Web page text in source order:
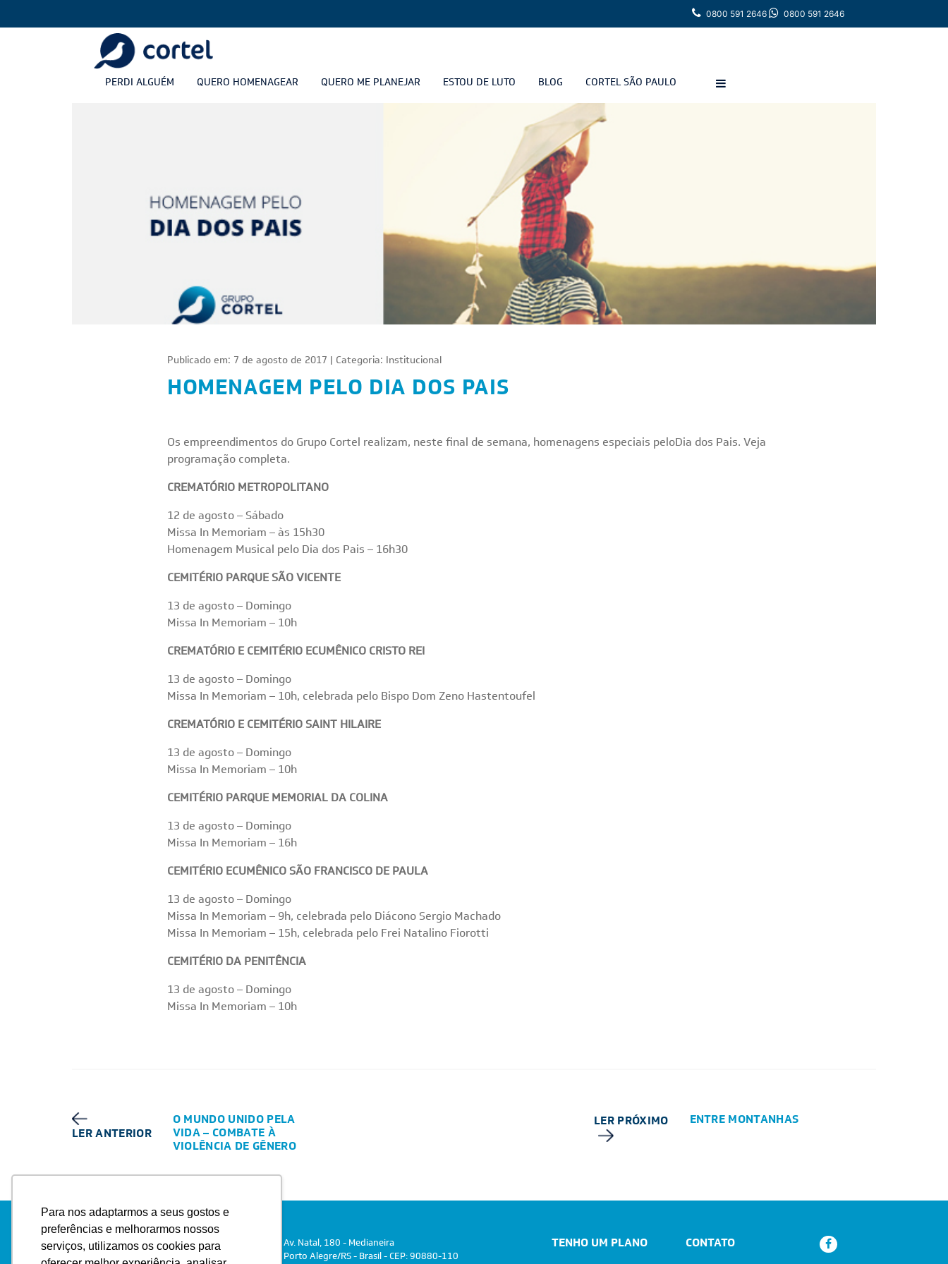
Para nos adaptarmos a seus gostos e
preferências e melhorarmos nossos
serviços, utilizamos os cookies para
0800 591 2646 0800 591 2646
PERDI ALGUÉM QUERO HOMENAGEAR QUERO ME PLANEJAR ESTOU DE LUTO BLOG CORTEL SÃO PAULO
Publicado em: 7 de agosto de 2017 | Categoria: Institucional
HOMENAGEM PELO DIA DOS PAIS
Os empreendimentos do Grupo Cortel realizam, neste final de semana, homenagens especiais peloDia dos Pais. Veja
programação completa.
CREMATÓRIO METROPOLITANO
12 de agosto – Sábado
Missa In Memoriam – às 15h30
Homenagem Musical pelo Dia dos Pais – 16h30
CEMITÉRIO PARQUE SÃO VICENTE
13 de agosto – Domingo
Missa In Memoriam – 10h
CREMATÓRIO E CEMITÉRIO ECUMÊNICO CRISTO REI
13 de agosto – Domingo
Missa In Memoriam – 10h, celebrada pelo Bispo Dom Zeno Hastentoufel
CREMATÓRIO E CEMITÉRIO SAINT HILAIRE
13 de agosto – Domingo
Missa In Memoriam – 10h
CEMITÉRIO PARQUE MEMORIAL DA COLINA
13 de agosto – Domingo
Missa In Memoriam – 16h
CEMITÉRIO ECUMÊNICO SÃO FRANCISCO DE PAULA
13 de agosto – Domingo
Missa In Memoriam – 9h, celebrada pelo Diácono Sergio Machado
Missa In Memoriam – 15h, celebrada pelo Frei Natalino Fiorotti
CEMITÉRIO DA PENITÊNCIA
13 de agosto – Domingo
Missa In Memoriam – 10h
LER ANTERIOR
O MUNDO UNIDO PELA
VIDA – COMBATE À
VIOLÊNCIA DE GÊNERO
LER PRÓXIMO ENTRE MONTANHAS
Av. Natal, 180 - Medianeira
Porto Alegre/RS - Brasil - CEP: 90880-110
TENHO UM PLANO CONTATO